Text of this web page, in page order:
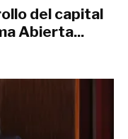
del capital
Abierta...